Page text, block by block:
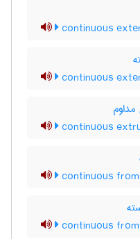
continuous
continuous
continuous
continuous
continuous